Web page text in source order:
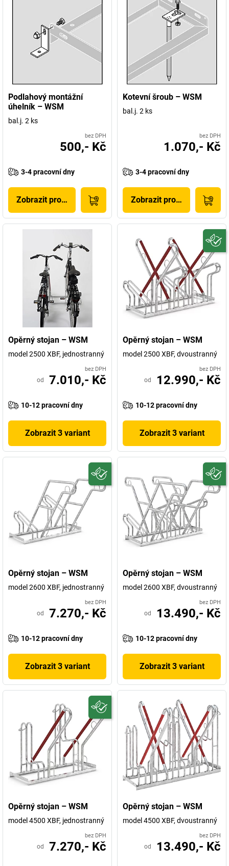
Podlahový montážní
úhelník – WSM
bal.j. 2 ks
bez DPH
500,- Kč
3-4 pracovní dny
Zobrazit produkt
Kotevní šroub – WSM
bal.j. 2 ks
bez DPH
1.070,- Kč
3-4 pracovní dny
Zobrazit produkt
Opěrný stojan – WSM
model 2500 XBF, jednostranný
bez DPH
od 7.010,- Kč
10-12 pracovní dny
Zobrazit 3 variant
Opěrný stojan – WSM
model 2500 XBF, dvoustranný
bez DPH
od 12.990,- Kč
10-12 pracovní dny
Zobrazit 3 variant
Opěrný stojan – WSM
model 2600 XBF, jednostranný
bez DPH
od 7.270,- Kč
10-12 pracovní dny
Zobrazit 3 variant
Opěrný stojan – WSM
model 2600 XBF, dvoustranný
bez DPH
od 13.490,- Kč
10-12 pracovní dny
Zobrazit 3 variant
Opěrný stojan – WSM
model 4500 XBF, jednostranný
bez DPH
od 7.270,- Kč
Opěrný stojan – WSM
model 4500 XBF, dvoustranný
bez DPH
od 13.490,- Kč